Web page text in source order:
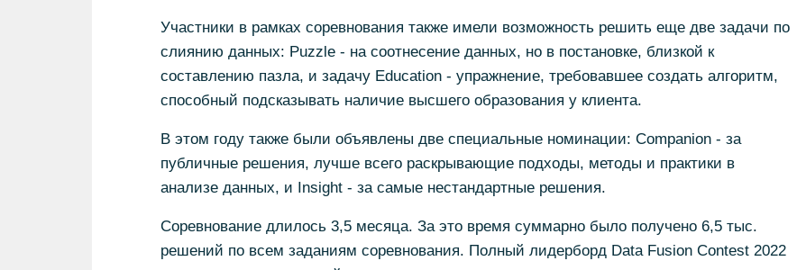
Участники в рамках соревнования также имели возможность решить еще две задачи по
слиянию данных: Puzzle - на соотнесение данных, но в постановке, близкой к
составлению пазла, и задачу Education - упражнение, требовавшее создать алгоритм,
способный подсказывать наличие высшего образования у клиента.
В этом году также были объявлены две специальные номинации: Companion - за
публичные решения, лучше всего раскрывающие подходы, методы и практики в
анализе данных, и Insight - за самые нестандартные решения.
Соревнование длилось 3,5 месяца. За это время суммарно было получено 6,5 тыс.
решений по всем заданиям соревнования. Полный лидерборд Data Fusion Contest 2022